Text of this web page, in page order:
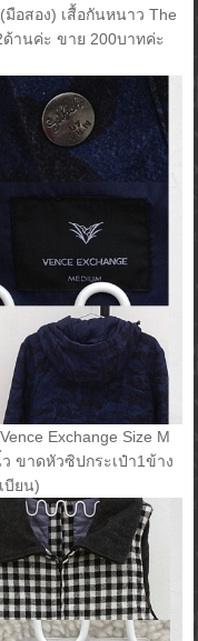
อสอง) เสื้อกันหนาว The
ด้านค่ะ ขาย 200บาทค่ะ
Exchange Size M
ขาดหัวซิปกระเป๋า1ข้าง
บียน)